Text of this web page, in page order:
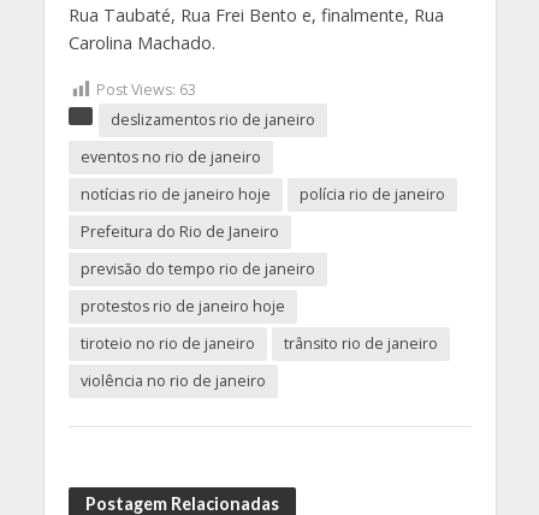
Rua Taubaté, Rua Frei Bento e, finalmente, Rua
Carolina Machado.
Post Views: 63
deslizamentos rio de janeiro
eventos no rio de janeiro
notícias rio de janeiro hoje
polícia rio de janeiro
Prefeitura do Rio de Janeiro
previsão do tempo rio de janeiro
protestos rio de janeiro hoje
tiroteio no rio de janeiro
trânsito rio de janeiro
violência no rio de janeiro
Postagem Relacionadas